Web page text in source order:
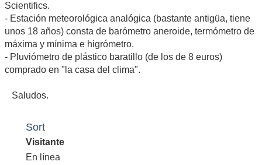
Scientifics.
- Estación meteorológica analógica (bastante antigüa, tiene
unos 18 años) consta de barómetro aneroide, termómetro de
máxima y mínima e higrómetro.
- Pluviómetro de plástico baratillo (de los de 8 euros)
comprado en "la casa del clima".
Saludos.
Sort
Visitante
En línea